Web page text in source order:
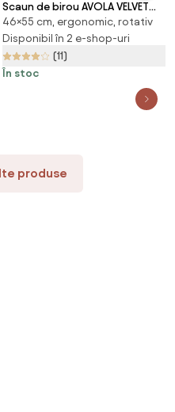
Scaun de birou AVOLA VELVET
roz pudra
46×55 cm, ergonomic, rotativ
Disponibil în 2 e-shop-uri
(11)
În stoc
produse